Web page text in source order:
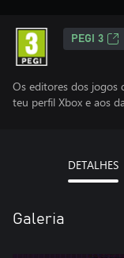
PEGI 3
Os editores dos jogos
teu perfil Xbox e aos
DETALHES
Galeria